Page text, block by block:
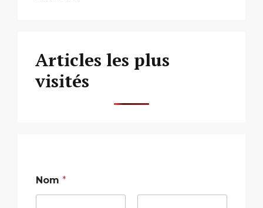
Articles les plus
visités
Nom *